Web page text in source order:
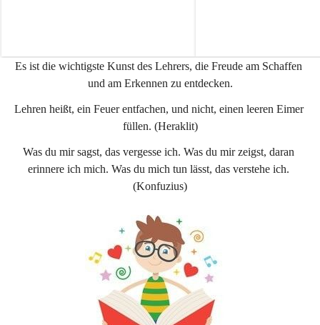
e
n
e
n
a
Es ist die wichtigste Kunst des Lehrers, die Freude am Schaffen
und am Erkennen zu entdecken.
Lehren heißt, ein Feuer entfachen, und nicht, einen leeren Eimer
füllen. (Heraklit)
Was du mir sagst, das vergesse ich. Was du mir zeigst, daran
erinnere ich mich. Was du mich tun lässt, das verstehe ich.
(Konfuzius)